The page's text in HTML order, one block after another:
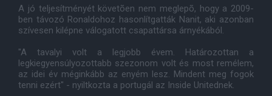
A jó teljesítményét követõen nem meglepõ, hogy a 2009-
ben távozó Ronaldohoz hasonlítgatták Nanit, aki azonban
szívesen kilépne válogatott csapattársa árnyékából.
"A tavalyi volt a legjobb évem. Határozottan a
legkiegyensúlyozottabb szezonom volt és most remélem,
az idei év méginkább az enyém lesz. Mindent meg fogok
tenni ezért" - nyiltkozta a portugál az Inside Unitednek.